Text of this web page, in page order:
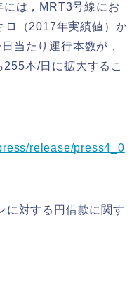
には， MRT3号線にお
ロ（2017年実績値）か
当たり運行本数が，
255本/日に拡大するこ
release/press4_0
に対する円借款に関す